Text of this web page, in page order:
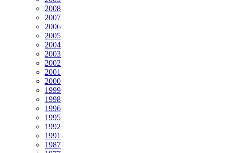
2008
2007
2006
2005
2004
2003
2002
2001
2000
1999
1998
1996
1995
1992
1991
1987